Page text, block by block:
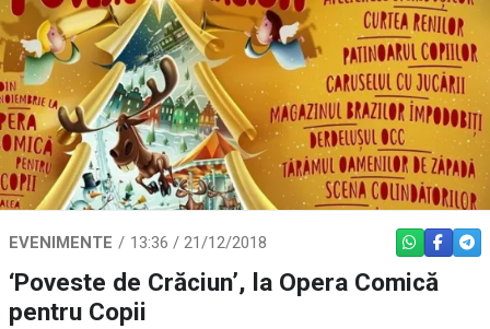
EVENIMENTE 13:36 / 21/12/2018 WHATSAPP
‘Poveste de Crăciun’, la Opera Comică
pentru Copii